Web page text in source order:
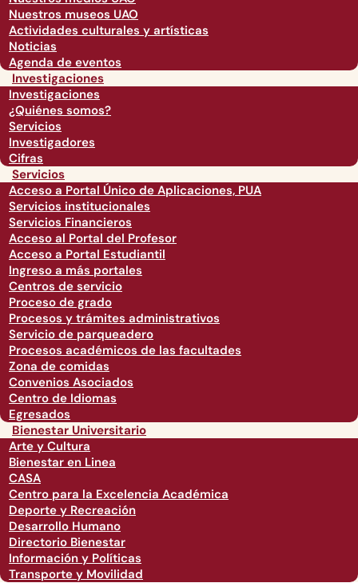
Nuestros museos UAO
Actividades culturales y artísticas
Noticias
Agenda de eventos
Investigaciones
Investigaciones
¿Quiénes somos?
Servicios
Investigadores
Cifras
Servicios
Acceso a Portal Único de Aplicaciones, PUA
Servicios institucionales
Servicios Financieros
Acceso al Portal del Profesor
Acceso a Portal Estudiantil
Ingreso a más portales
Centros de servicio
Proceso de grado
Procesos y trámites administrativos
Servicio de parqueadero
Procesos académicos de las facultades
Zona de comidas
Convenios Asociados
Centro de Idiomas
Egresados
Bienestar Universitario
Arte y Cultura
Bienestar en Linea
CASA
Centro para la Excelencia Académica
Deporte y Recreación
Desarrollo Humano
Directorio Bienestar
Información y Políticas
Transporte y Movilidad